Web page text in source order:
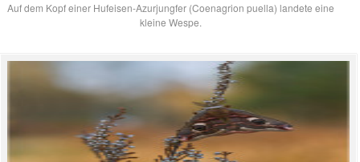
Auf dem Kopf einer Hufeisen-Azurjungfer (Coenagrion puella) landete eine
kleine Wespe.